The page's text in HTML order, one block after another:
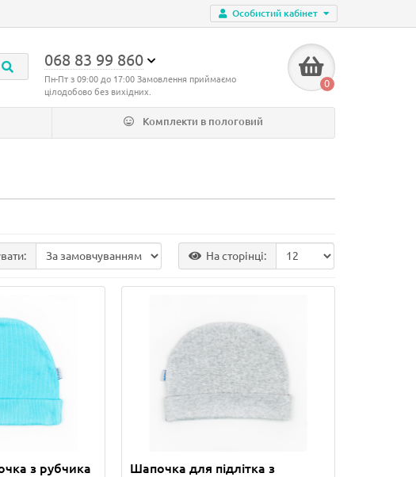
Особистий кабінет
068 83 99 860
Пн-Пт з 09:00 до 17:00 Замовлення приймаємо
цілодобово без вихідних.
0
Комплекти в пологовий
На сторінці:
з рубчика
Шапочка для підлітка з